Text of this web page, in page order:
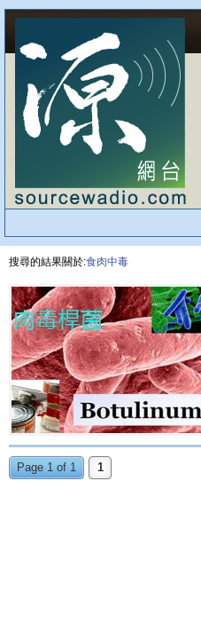
搜尋的結果關於:食肉中毒
Page 1 of 1 1